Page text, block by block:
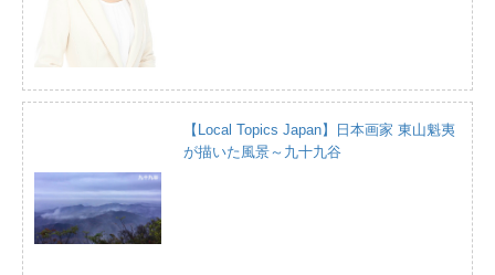
【Local Topics Japan】日本画家 東山魁夷
が描いた風景～九十九谷